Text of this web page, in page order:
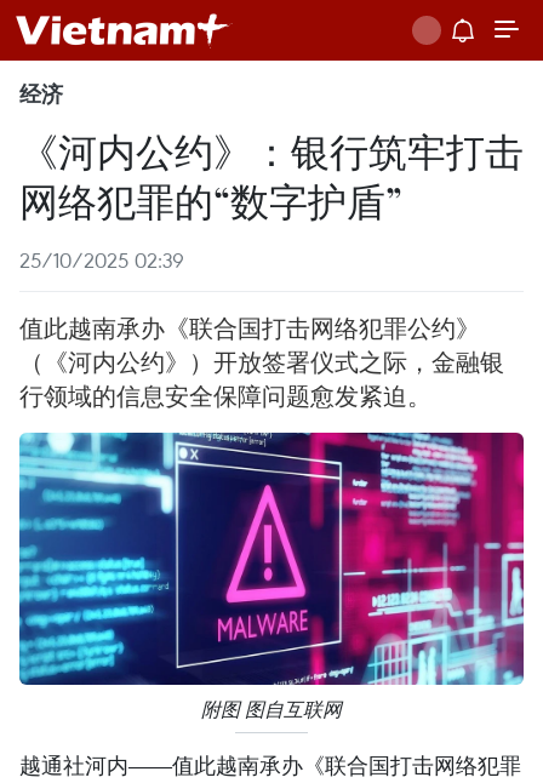
经济
《河内公约》：银行筑牢打击
网络犯罪的“数字护盾”
25/10/2025 02:39
值此越南承办《联合国打击网络犯罪公约》
（《河内公约》）开放签署仪式之际，金融银
行领域的信息安全保障问题愈发紧迫。
附图 图自互联网
越通社河内——值此越南承办《联合国打击网络犯罪